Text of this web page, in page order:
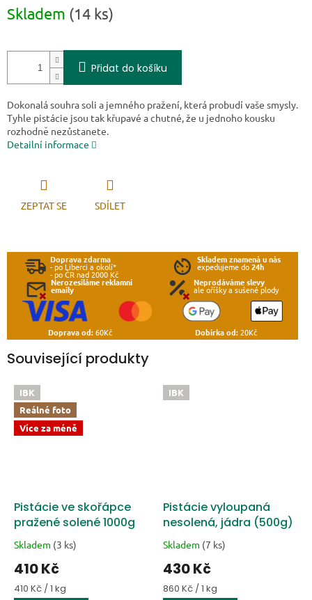
Skladem (14 ks)
Přidat do košíku
Dokonalá souhra soli a jemného pražení, která probudí vaše smysly.
Tyhle pistácie jsou tak křupavé a chutné, že u jednoho kousku
rozhodně nezůstanete.
Detailní informace
ZEPTAT SE SDÍLET
Doprava zdarma
- po Liberci a okolí*
- po ČR nad 2000 Kč
Skladem znamená u nás
expedujeme do24h
Nerozesíláme reklamní
emaily
Neprodáváme slevy
ale oříšky a sušené plody
Doprava od:60Kč Dobírka od:20Kč
Související produkty
IBK
Reálné foto
Více za méně
Pistácie ve skořápce
pražené solené 1000g
Skladem (3 ks)
410 Kč
Měrná cena:
410 Kč / 1 kg
IBK
Pistácie vyloupaná
nesolená, jádra (500g)
Skladem (7 ks)
430 Kč
Měrná cena:
860 Kč / 1 kg